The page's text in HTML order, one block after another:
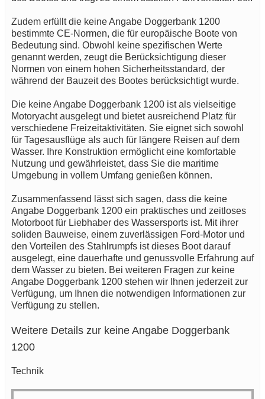
Zudem erfüllt die keine Angabe Doggerbank 1200
bestimmte CE-Normen, die für europäische Boote von
Bedeutung sind. Obwohl keine spezifischen Werte
genannt werden, zeugt die Berücksichtigung dieser
Normen von einem hohen Sicherheitsstandard, der
während der Bauzeit des Bootes berücksichtigt wurde.
Die keine Angabe Doggerbank 1200 ist als vielseitige
Motoryacht ausgelegt und bietet ausreichend Platz für
verschiedene Freizeitaktivitäten. Sie eignet sich sowohl
für Tagesausflüge als auch für längere Reisen auf dem
Wasser. Ihre Konstruktion ermöglicht eine komfortable
Nutzung und gewährleistet, dass Sie die maritime
Umgebung in vollem Umfang genießen können.
Zusammenfassend lässt sich sagen, dass die keine
Angabe Doggerbank 1200 ein praktisches und zeitloses
Motorboot für Liebhaber des Wassersports ist. Mit ihrer
soliden Bauweise, einem zuverlässigen Ford-Motor und
den Vorteilen des Stahlrumpfs ist dieses Boot darauf
ausgelegt, eine dauerhafte und genussvolle Erfahrung auf
dem Wasser zu bieten. Bei weiteren Fragen zur keine
Angabe Doggerbank 1200 stehen wir Ihnen jederzeit zur
Verfügung, um Ihnen die notwendigen Informationen zur
Verfügung zu stellen.
Weitere Details zur keine Angabe Doggerbank
1200
Technik